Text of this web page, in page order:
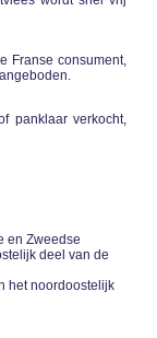
Franse consument,
panklaar verkocht,
en Zweedse
deel van de
het noordoostelijk